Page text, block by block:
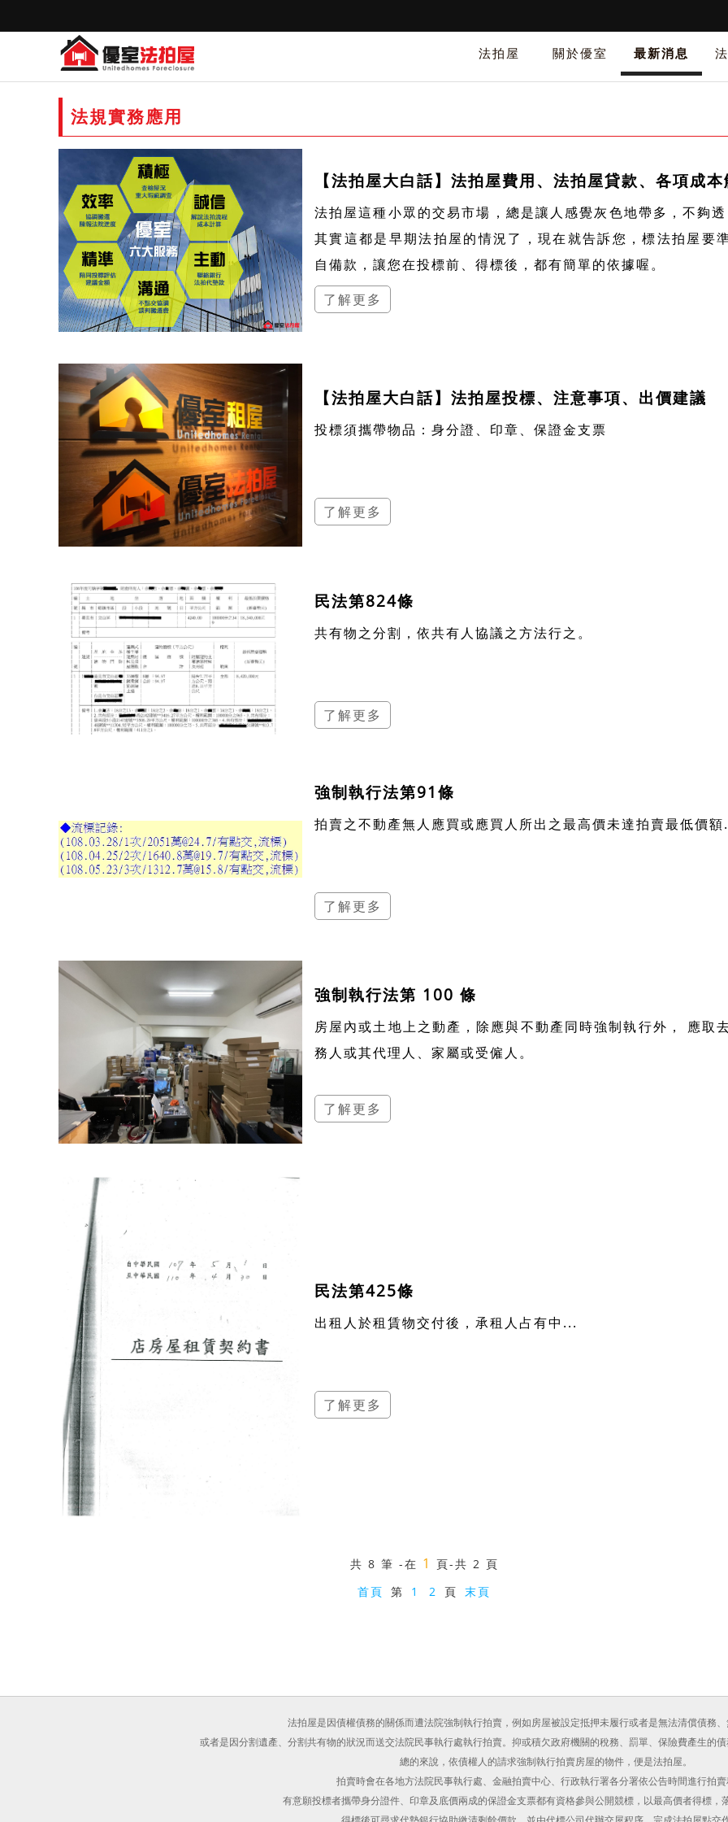
法拍屋 關於優室 最新消息
法規實務應用
【法拍屋大白話】法拍屋費用、法拍屋貸款、各項成
法拍屋這種小眾的交易市場，總是讓人感覺灰色地帶多，不夠
其實這都是早期法拍屋的情況了，現在就告訴您，標法拍屋要
自備款，讓您在投標前、得標後，都有簡單的依據喔。
了解更多
【法拍屋大白話】法拍屋投標、注意事項、出價建議
投標須攜帶物品：身分證、印章、保證金支票
了解更多
民法第824條
共有物之分割，依共有人協議之方法行之。
了解更多
強制執行法第91條
拍賣之不動產無人應買或應買人所出之最高價未達拍賣最低價
了解更多
強制執行法第 100 條
房屋內或土地上之動產，除應與不動產同時強制執行外， 應取去點交債
務人或其代理人、家屬或受僱人。
了解更多
民法第425條
出租人於租賃物交付後，承租人占有中...
了解更多
共 8 筆 -在 1 頁-共 2 頁
首頁 第 1 2 頁 末頁
法拍屋是因債權債務的關係而遭法院強制執行拍賣，例如房屋被設定抵押未履行或者是無法清償債務
或者是因分割遺產、分割共有物的狀況而送交法院民事執行處執行拍賣。抑或積欠政府機關的稅務、罰單、保險費產生的
總的來說，依債權人的請求強制執行拍賣房屋的物件，便是法拍屋。
拍賣時會在各地方法院民事執行處、金融拍賣中心、行政執行署各分署依公告時間進行拍
有意願投標者攜帶身分證件、印章及底價兩成的保證金支票都有資格參與公開競標，以最高價者得標，